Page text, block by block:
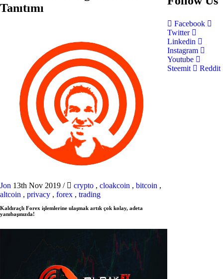
Tanıtımı
Jon 13th Nov 2019 / crypto , cloakcoin , bitcoin ,
altcoin , privacy , forex , trading
Kaldıraçlı Forex işlemlerine ulaşmak artık çok kolay, adeta
yanıbaşınızda!
Facebook
Twitter
Linkedin
Instagram
Youtube
Steemit
Reddit